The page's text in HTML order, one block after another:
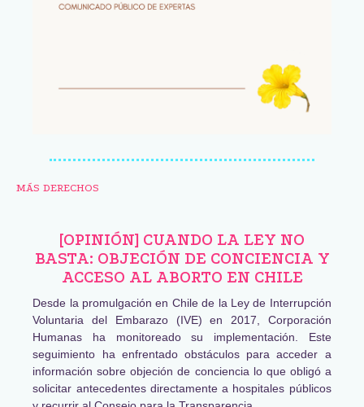
MÁS DERECHOS
[OPINIÓN] CUANDO LA LEY NO
BASTA: OBJECIÓN DE CONCIENCIA Y
ACCESO AL ABORTO EN CHILE
Desde la promulgación en Chile de la Ley de Interrupción
Voluntaria del Embarazo (IVE) en 2017, Corporación
Humanas ha monitoreado su implementación. Este
seguimiento ha enfrentado obstáculos para acceder a
información sobre objeción de conciencia lo que obligó a
solicitar antecedentes directamente a hospitales públicos